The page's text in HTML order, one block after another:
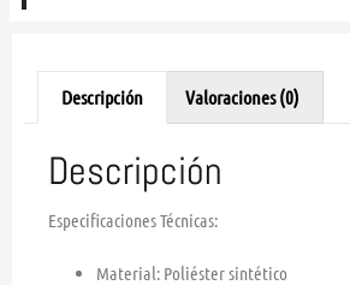
Descripción Valoraciones (0)
Descripción
Especificaciones Técnicas:
Material: Poliéster sintético